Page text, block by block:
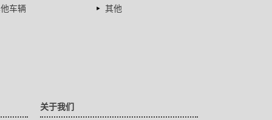
车辆
其他
关于我们